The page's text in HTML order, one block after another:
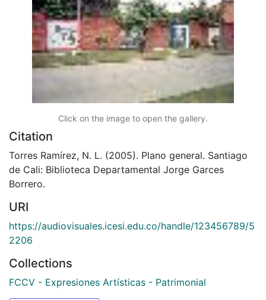
Click on the image to open the gallery.
Citation
Torres Ramírez, N. L. (2005). Plano general. Santiago
de Cali: Biblioteca Departamental Jorge Garces
Borrero.
URI
https://audiovisuales.icesi.edu.co/handle/123456789/5
2206
Collections
FCCV - Expresiones Artísticas - Patrimonial